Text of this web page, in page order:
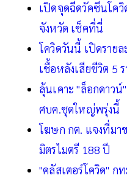
เปิดจุดฉีดวัคซีนโค
จังหวัด เช็คที่นี่
โควิดวันนี้ เปิดราย
เชื้อหลังเสียชีวิต 5 ร
ลุ้นเคาะ "ล็อกดาวน์
ศบค.ชุดใหญ่พรุ่งนี้
โฆษก กต. แจงที่มา
มิตรไมตรี 188 ปี
"คลัสเตอร์โควิด" ก